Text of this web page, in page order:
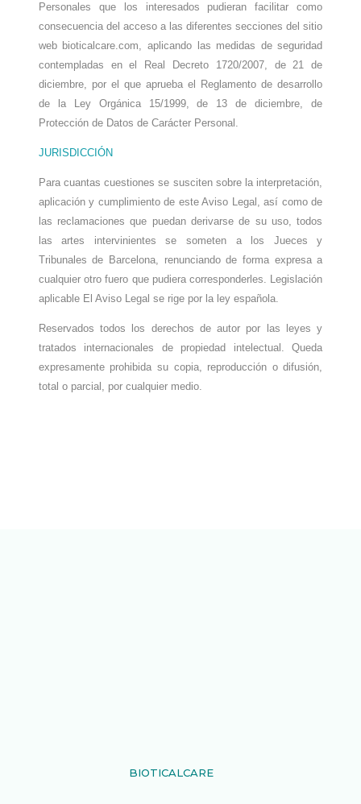
Personales que los interesados pudieran facilitar como
consecuencia del acceso a las diferentes secciones del sitio
web bioticalcare.com, aplicando las medidas de seguridad
contempladas en el Real Decreto 1720/2007, de 21 de
diciembre, por el que aprueba el Reglamento de desarrollo
de la Ley Orgánica 15/1999, de 13 de diciembre, de
Protección de Datos de Carácter Personal.
JURISDICCIÓN
Para cuantas cuestiones se susciten sobre la interpretación,
aplicación y cumplimiento de este Aviso Legal, así como de
las reclamaciones que puedan derivarse de su uso, todos
las artes intervinientes se someten a los Jueces y
Tribunales de Barcelona, renunciando de forma expresa a
cualquier otro fuero que pudiera corresponderles. Legislación
aplicable El Aviso Legal se rige por la ley española.
Reservados todos los derechos de autor por las leyes y
tratados internacionales de propiedad intelectual. Queda
expresamente prohibida su copia, reproducción o difusión,
total o parcial, por cualquier medio.
BIOTICALCARE